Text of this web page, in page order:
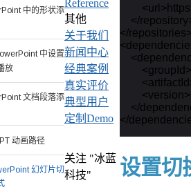
</
</
</
设置切
中的形状添
中设置
放
文档段落添
动画路径
幻灯片切
Reference
其他
关于我们
新闻中心
经典案例
真实评价
典型用户
定制Demo
关注 "冰蓝
科技"